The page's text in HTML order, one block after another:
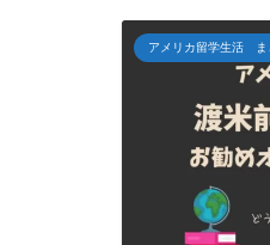
アメリカ留学生活 ま